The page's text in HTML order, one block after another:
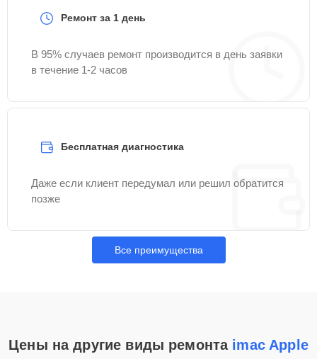
Ремонт за 1 день
В 95% случаев ремонт производится в день заявки
в течение 1-2 часов
Бесплатная диагностика
Даже если клиент передумал или решил обратится
позже
Все преимущества
Цены на другие виды ремонта imac Apple